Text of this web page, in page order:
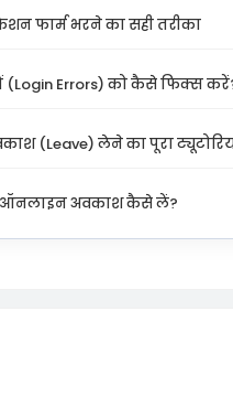
फार्म भरने का सही तरीका
(Login Errors) को कैसे फिक्स
(Leave) लेने का पूरा
ऑनलाइन अवकाश कैसे लें?